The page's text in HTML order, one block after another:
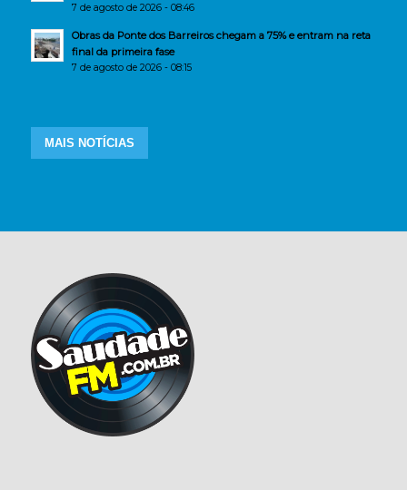
7 de agosto de 2026 - 08:46
Obras da Ponte dos Barreiros chegam a 75% e entram na reta
final da primeira fase
7 de agosto de 2026 - 08:15
MAIS NOTÍCIAS